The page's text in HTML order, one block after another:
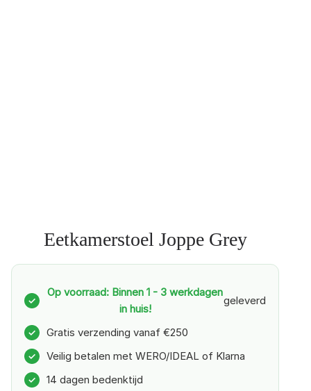
Eetkamerstoel Joppe Grey
✓
Op voorraad: Binnen 1 - 3 werkdagen
in huis!
geleverd
✓ Gratis verzending vanaf €250
✓ Veilig betalen met WERO/IDEAL of Klarna
✓ 14 dagen bedenktijd